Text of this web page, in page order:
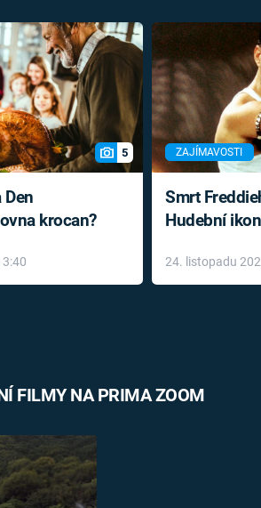
5
Den
krocan?
ZAJÍMAVOSTI
Smrt
Hudební
léky
24. listopadu
FILMY NA PRIMA ZOOM